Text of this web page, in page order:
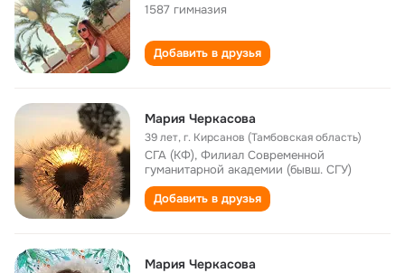
1587 гимназия
Добавить в друзья
Мария Черкасова
39 лет,г. Кирсанов (Тамбовская область)
СГА (КФ), Филиал Современной
гуманитарной академии (бывш. СГУ)
Добавить в друзья
Мария Черкасова